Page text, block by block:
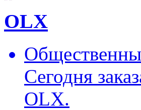
OLX
Сегодня
OLX.